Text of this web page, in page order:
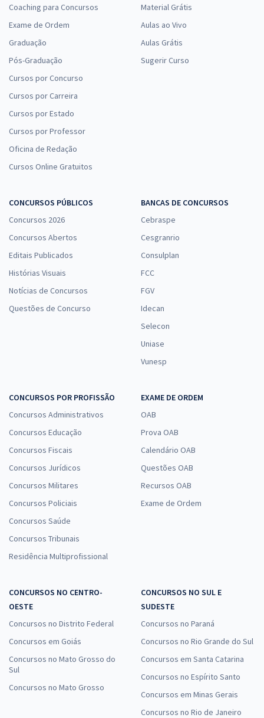
Coaching para Concursos
Exame de Ordem
Graduação
Pós-Graduação
Cursos por Concurso
Cursos por Carreira
Cursos por Estado
Cursos por Professor
Oficina de Redação
Cursos Online Gratuitos
Material Grátis
Aulas ao Vivo
Aulas Grátis
Sugerir Curso
CONCURSOS PÚBLICOS
Concursos 2026
Concursos Abertos
Editais Publicados
Histórias Visuais
Notícias de Concursos
Questões de Concurso
BANCAS DE CONCURSOS
Cebraspe
Cesgranrio
Consulplan
FCC
FGV
Idecan
Selecon
Uniase
Vunesp
CONCURSOS POR PROFISSÃO
Concursos Administrativos
Concursos Educação
Concursos Fiscais
Concursos Jurídicos
Concursos Militares
Concursos Policiais
Concursos Saúde
Concursos Tribunais
Residência Multiprofissional
EXAME DE ORDEM
OAB
Prova OAB
Calendário OAB
Questões OAB
Recursos OAB
Exame de Ordem
CONCURSOS NO CENTRO-
OESTE
Concursos no Distrito Federal
Concursos em Goiás
Concursos no Mato Grosso do
Sul
Concursos no Mato Grosso
CONCURSOS NO SUL E
SUDESTE
Concursos no Paraná
Concursos no Rio Grande do Sul
Concursos em Santa Catarina
Concursos no Espírito Santo
Concursos em Minas Gerais
Concursos no Rio de Janeiro